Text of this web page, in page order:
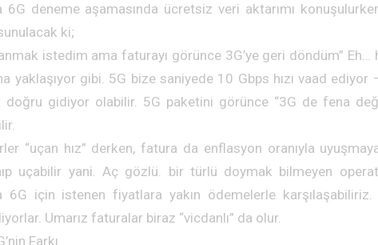
6G deneme aşamasında ücretsiz veri aktarımı
ki;
istedim ama faturayı görünce 3G’ye geri döndüm” Eh…
yaklaşıyor gibi. 5G bize saniyede 10 Gbps hızı vaad
doğru gidiyor olabilir. 5G paketini görünce “3G de fena
“uçan hız” derken, fatura da enflasyon oranıyla
uçabilir yani. Aç gözlü. bir türlü doymak bilmeyen
6G için istenen fiyatlara yakın ödemelerle karşılaşabiliriz.
Umarız faturalar biraz “vicdanlı” da olur.
Farkı